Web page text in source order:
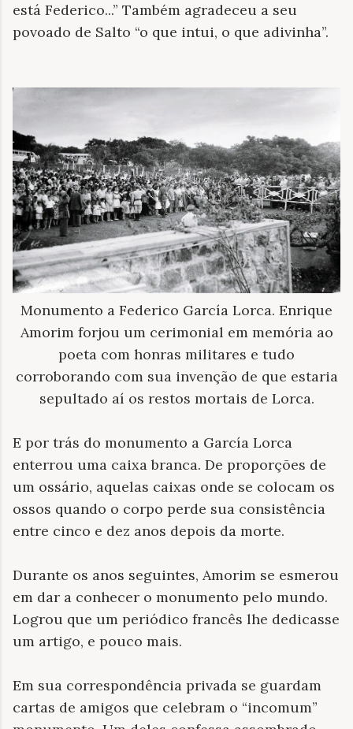
está Federico...” Também agradeceu a seu
povoado de Salto “o que intui, o que adivinha”.
Monumento a Federico García Lorca. Enrique
Amorim forjou um cerimonial em memória ao
poeta com honras militares e tudo
corroborando com sua invenção de que estaria
sepultado aí os restos mortais de Lorca.
E por trás do monumento a García Lorca
enterrou uma caixa branca. De proporções de
um ossário, aquelas caixas onde se colocam os
ossos quando o corpo perde sua consistência
entre cinco e dez anos depois da morte.
Durante os anos seguintes, Amorim se esmerou
em dar a conhecer o monumento pelo mundo.
Logrou que um periódico francês lhe dedicasse
um artigo, e pouco mais.
Em sua correspondência privada se guardam
cartas de amigos que celebram o “incomum”